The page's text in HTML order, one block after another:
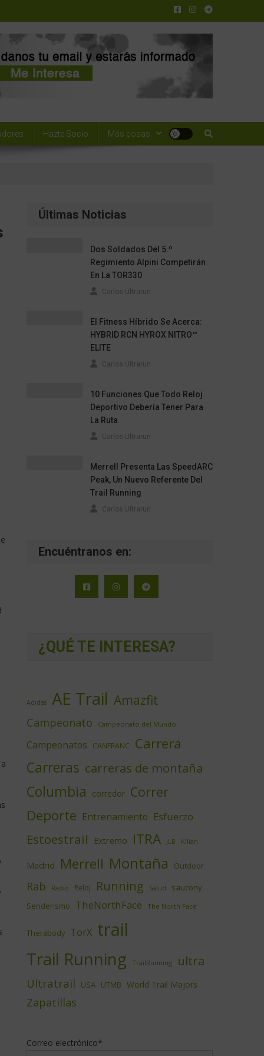
Hazte Socio Más cosas
Últimas Noticias
Dos Soldados Del 5.º
Regimiento Alpini Competirán
En La TOR330
Carlos Ultrarun
El Fitness Híbrido Se Acerca:
HYBRID RCN HYROX NITRO™
ELITE
Carlos Ultrarun
10 Funciones Que Todo Reloj
Deportivo Debería Tener Para
La Ruta
Carlos Ultrarun
Merrell Presenta Las SpeedARC
Peak, Un Nuevo Referente Del
Trail Running
Carlos Ultrarun
Encuéntranos en:
¿QUÉ TE INTERESA?
Adidas AE Trail Amazfit
Campeonato Campeonato del Mundo
Campeonatos CANFRANC
Carrera
Carreras carreras de montaña
Columbia corredor Correr
Deporte Entrenamiento Esfuerzo
Estoestrail Extremo ITRA JLB Kilian
Madrid Merrell Montaña Outdoor
Rab Radio Reloj Running Salud
saucony
Senderismo
TheNorthFace The North Face
Therabody TorX trail
Trail Running TrailRunning ultra
Ultratrail USA UTMB World Trail Majors
Zapatillas
Correo electrónico*